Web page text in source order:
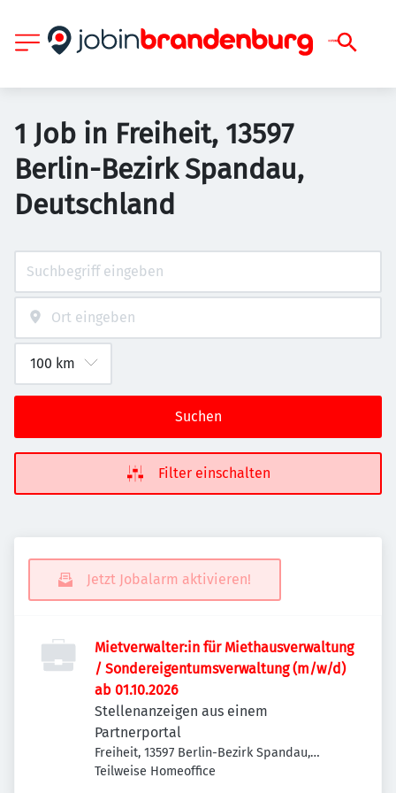
1 Job in Freiheit, 13597
Berlin-Bezirk Spandau,
Deutschland
Suchen
Filter einschalten
Jetzt Jobalarm aktivieren!
Mietverwalter:in für Miethausverwaltung
/ Sondereigentumsverwaltung (m/w/d)
ab 01.10.2026
Stellenanzeigen aus einem
Partnerportal
Freiheit, 13597 Berlin-Bezirk Spandau,
Deutschland
Teilweise Homeoffice